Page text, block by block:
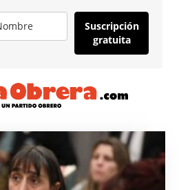
Suscripción
gratuita